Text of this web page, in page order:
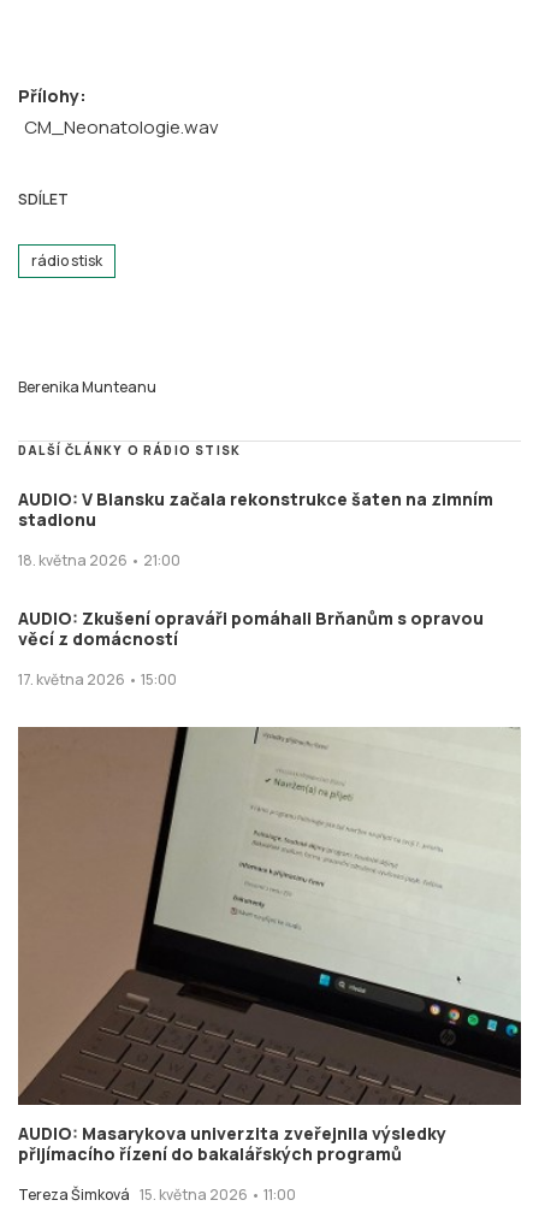
Přílohy:
CM_Neonatologie.wav
SDÍLET
rádio stisk
Berenika Munteanu
DALŠÍ ČLÁNKY O RÁDIO STISK
AUDIO: V Blansku začala rekonstrukce šaten na zimním
stadionu
18. května 2026 • 21:00
AUDIO: Zkušení opraváři pomáhali Brňanům s opravou
věcí z domácností
17. května 2026 • 15:00
AUDIO: Masarykova univerzita zveřejnila výsledky
přijímacího řízení do bakalářských programů
Tereza Šimková 15. května 2026 • 11:00